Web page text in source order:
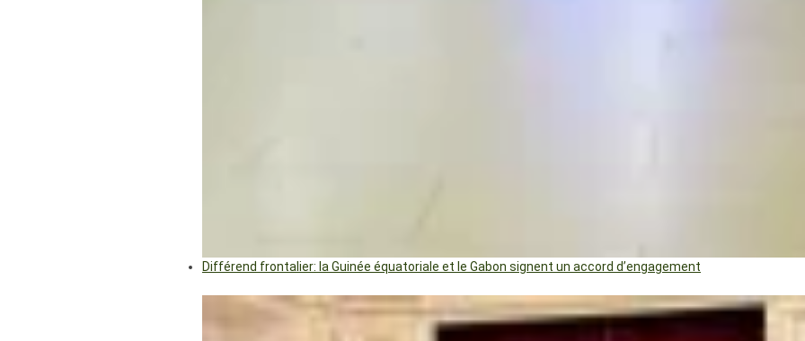
Différend frontalier: la Guinée équatoriale et le Gabon signent un accord d’engagement